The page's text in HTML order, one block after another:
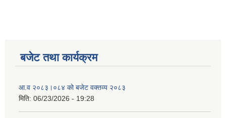
बजेट तथा कार्यक्रम
आ.व २०८३।०८४ को बजेट वक्तव्य २०८३
मिति: 06/23/2026 - 19:28